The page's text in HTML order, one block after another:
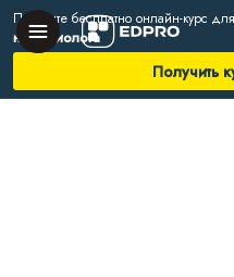
Получите бесплатно онлайн-курс для
нутрициолога
Получить